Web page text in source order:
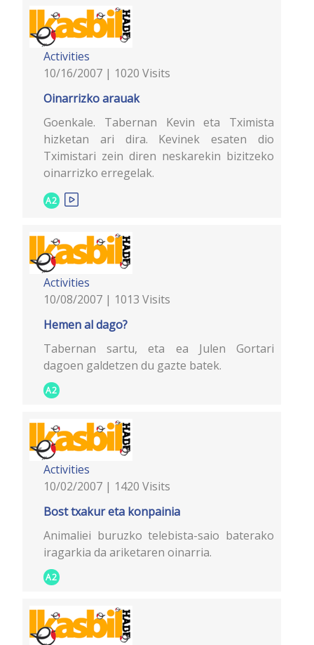
Activities
10/16/2007 | 1020 Visits
Oinarrizko arauak
Goenkale. Tabernan Kevin eta Tximista
hizketan ari dira. Kevinek esaten dio
Tximistari zein diren neskarekin bizitzeko
oinarrizko erregelak.
A2
Activities
10/08/2007 | 1013 Visits
Hemen al dago?
Tabernan sartu, eta ea Julen Gortari
dagoen galdetzen du gazte batek.
A2
Activities
10/02/2007 | 1420 Visits
Bost txakur eta konpainia
Animaliei buruzko telebista-saio baterako
iragarkia da ariketaren oinarria.
A2